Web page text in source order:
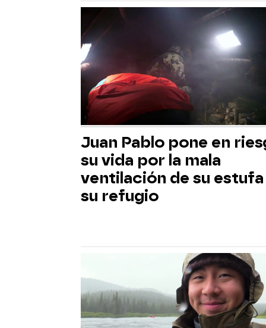
Juan Pablo pone en
su vida por la mala
ventilación de su estufa
su refugio